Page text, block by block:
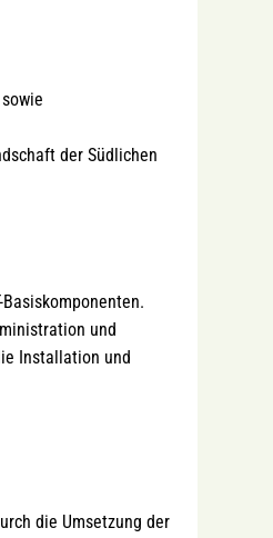
der Südlichen
und
Installation und
die Umsetzung der